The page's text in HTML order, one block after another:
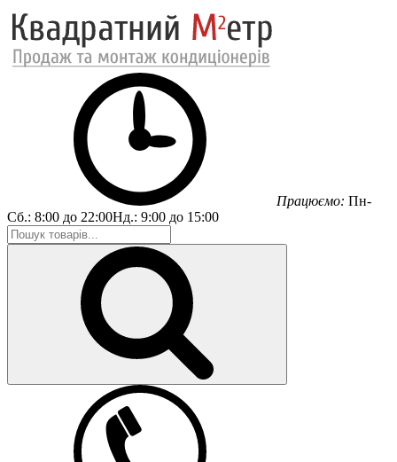
Працюємо: Пн-
Сб.: 8:00 до 22:00Нд.: 9:00 до 15:00